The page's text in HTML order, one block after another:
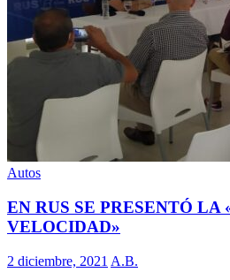
Autos
EN RUS SE PRESENTÓ LA
VELOCIDAD»
2 diciembre, 2021 A.B.